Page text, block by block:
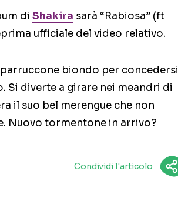
di Shakira sarà “Rabiosa” (ft
ufficiale del video relativo.
biondo per concedersi
diverte a girare nei meandri di
il suo bel merengue che non
Nuovo tormentone in arrivo?
Condividi l'articolo